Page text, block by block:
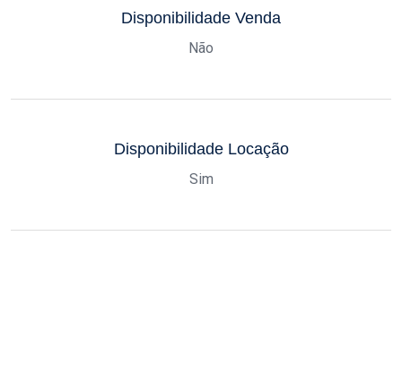
Disponibilidade Venda
Não
Disponibilidade Locação
Sim